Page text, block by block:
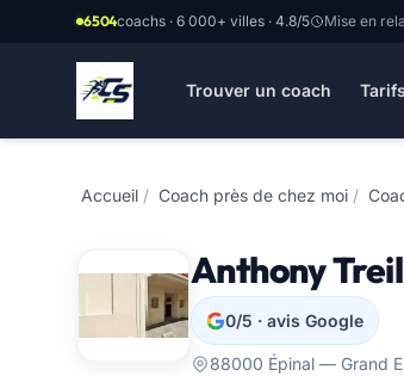
Aller au contenu principal
6504coachs · 6 000+ villes · 4.8/5 Mise en
Trouver un coach Tarifs
Accueil / Coach près de chez moi /
Anthony
0/5 · avis Google
88000 Épinal — Grand